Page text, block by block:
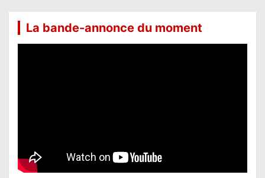
La bande-annonce du moment